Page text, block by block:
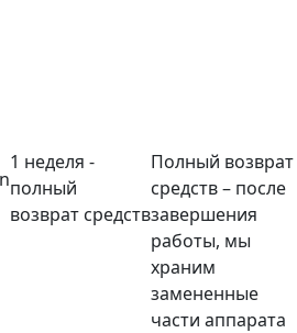
1 неделя -
полный
возврат средств
Полный возврат
средств – после
завершения
работы, мы
храним
замененные
части аппарата